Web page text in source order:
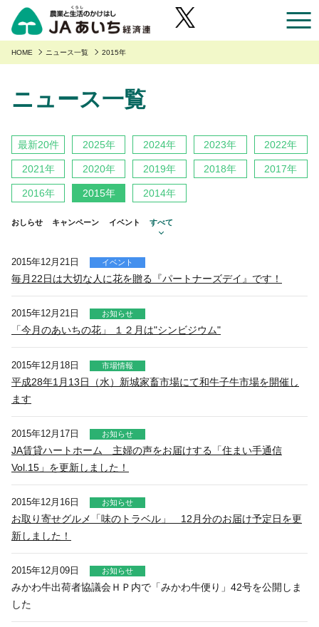
アルバイト採用
リンク集
広報誌「かけはし」
お近くのJAのお店一覧
あいち産のご紹介
あいちの園芸
あいちの野菜
あいちの畜産・お肉
あいちの米・麦・大豆
安全・安心へのこだわり
あいち産 青果物の安全・安心
あいち産 畜産物の安全・安心
あいちの農業
くらしに役立つ情報
くらしに役立つ情報
Aコープ
グリーンセンター
食肉販売店
直営飲食店
JA-SS
JA葬祭
直営店のご紹介
「あいちJA-SS」公式サイト
「JA葬祭あいち」紹介ページ
JAの賃貸住宅
味のトラベル
JAタウン「あいちゴコロ」
いいね！あいち産料理レシピ
農家組合員の方へ
農家組合員の方へ
野菜・果物・花を生産の皆様へ
園芸部の取り組み
青果物の市況概要
牛肉・豚肉・鶏卵を生産の皆様へ
あいち産 畜産物情報ニュース
畜産・お肉市況表一覧
農畜産物衛生研究所
肥料・農薬について
肥料＆農薬通信
安心・安全の取り組みについて
生産履歴管理システム
JAあいち版GAP
JAあいち経済連について
HOME ニュース一覧 2015年
ニュース一覧
最新20件 2025年 2024年 2023年 2022年
2021年 2020年 2019年 2018年 2017年
2016年 2015年 2014年
おしらせ キャンペーン イベント すべて
2015年12月21日 イベント
毎月22日は大切な人に花を贈る『パートナーズデイ』です！
2015年12月21日 お知らせ
「今月のあいちの花」 １２月は"シンビジウム"
2015年12月18日 市場情報
平成28年1月13日（水）新城家畜市場にて和牛子牛市場を開催し
ます
2015年12月17日 お知らせ
JA賃貸ハートホーム 主婦の声をお届けする「住まい手通信
Vol.15」を更新しました！
2015年12月16日 お知らせ
お取り寄せグルメ「味のトラベル」 12月分のお届け予定日を更
新しました！
2015年12月09日 お知らせ
みかわ牛出荷者協議会ＨＰ内で「みかわ牛便り」42号を公開しま
した